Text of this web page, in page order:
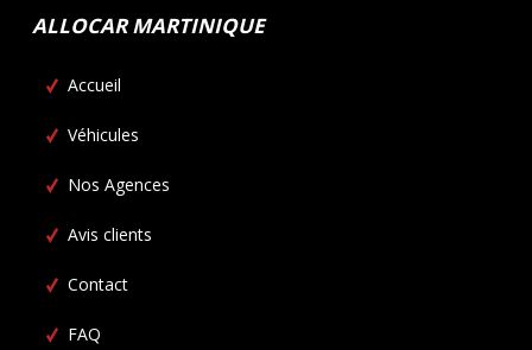
ALLOCAR MARTINIQUE
Accueil
Véhicules
Nos Agences
Avis clients
Contact
FAQ